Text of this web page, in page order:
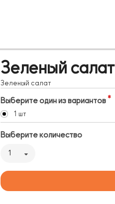
Зеленый салат
Зеленый салат
Выберите один из вариантов
1 шт
Выберите количество
1